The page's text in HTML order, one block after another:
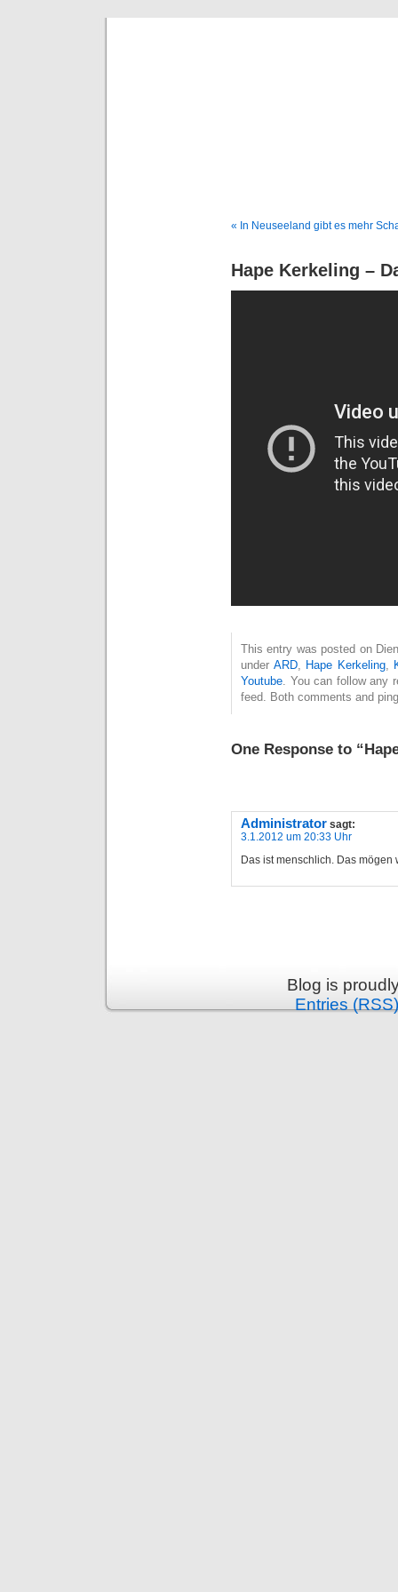
« In Neuseeland gibt es mehr
Hape Kerkeling –
This entry was posted on
under ARD, Hape Kerkeling,
Youtube . You can follow
feed. Both comments and
One Response to
Administrator sagt:
3.1.2012 um 20:33 Uhr
Das ist menschlich. Das mögen
Blog is
Entries (RSS)